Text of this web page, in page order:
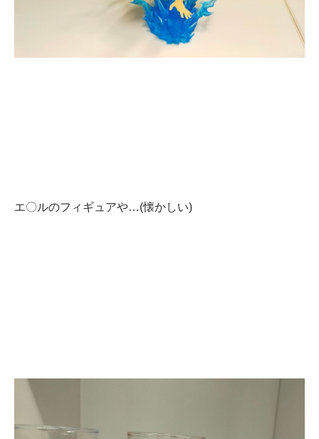
エ〇ルのフィギュアや…(懐かしい)